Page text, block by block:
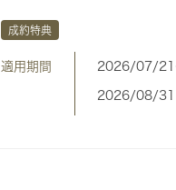
成約特典
適用期間 2026/07/21
2026/08/31